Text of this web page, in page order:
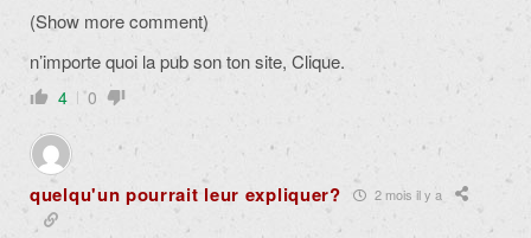
(Show more comment)
n’importe quoi la pub son ton site, Clique.
4 0
quelqu'un pourrait leur expliquer? 2 mois il y a